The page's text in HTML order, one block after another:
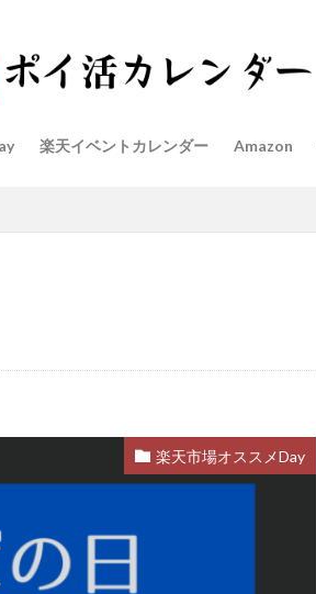
楽天イベントカレンダー Amazon
楽天市場オススメDay